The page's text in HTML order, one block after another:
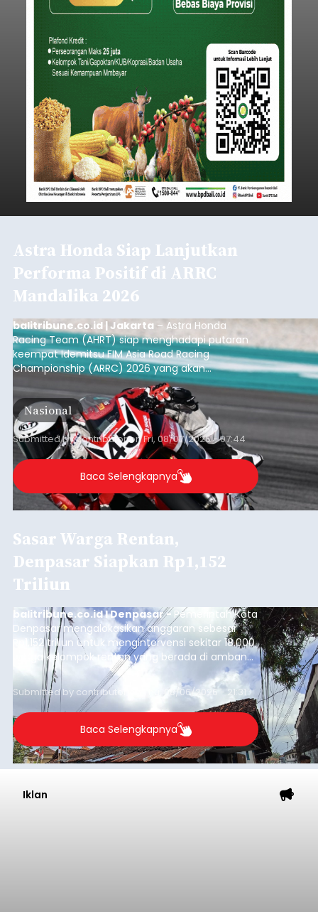
Astra Honda Siap Lanjutkan
Performa Positif di ARRC
Mandalika 2026
balitribune.co.id | Jakarta – Astra Honda
Racing Team (AHRT) siap menghadapi putaran
keempat Idemitsu FIM Asia Road Racing
Championship (ARRC) 2026 yang akan
berlangsung di Pertamina Mandalika
International Circuit, Lombok, Nusa Tenggara
Barat, pada 7–9 Agustus 2026.
Nasional
Submitted bycontributoronFri, 08/07/2026 - 07:44
Baca Selengkapnya
Sasar Warga Rentan,
Denpasar Siapkan Rp1,152
Triliun
balitribune.co.id I Denpasar - Pemerintah Kota
Denpasar mengalokasikan anggaran sebesar
Rp1,152 triliun untuk mengintervensi sekitar 18.000
warga kelompok rentan yang berada di ambang
garis kemiskinan. Langkah strategis ini diambil
guna menjaga masyarakat yang berada pada
kelompok desil 5 dan 6 tersebut agar tidak
merosot ke kategori miskin.
Submitted by contributor Thu, 08/06/2026 - 21:31
Baca Selengkapnya
Iklan